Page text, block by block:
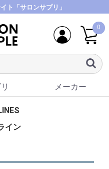
ト「サロンサプリ」
0
メーカー
イン